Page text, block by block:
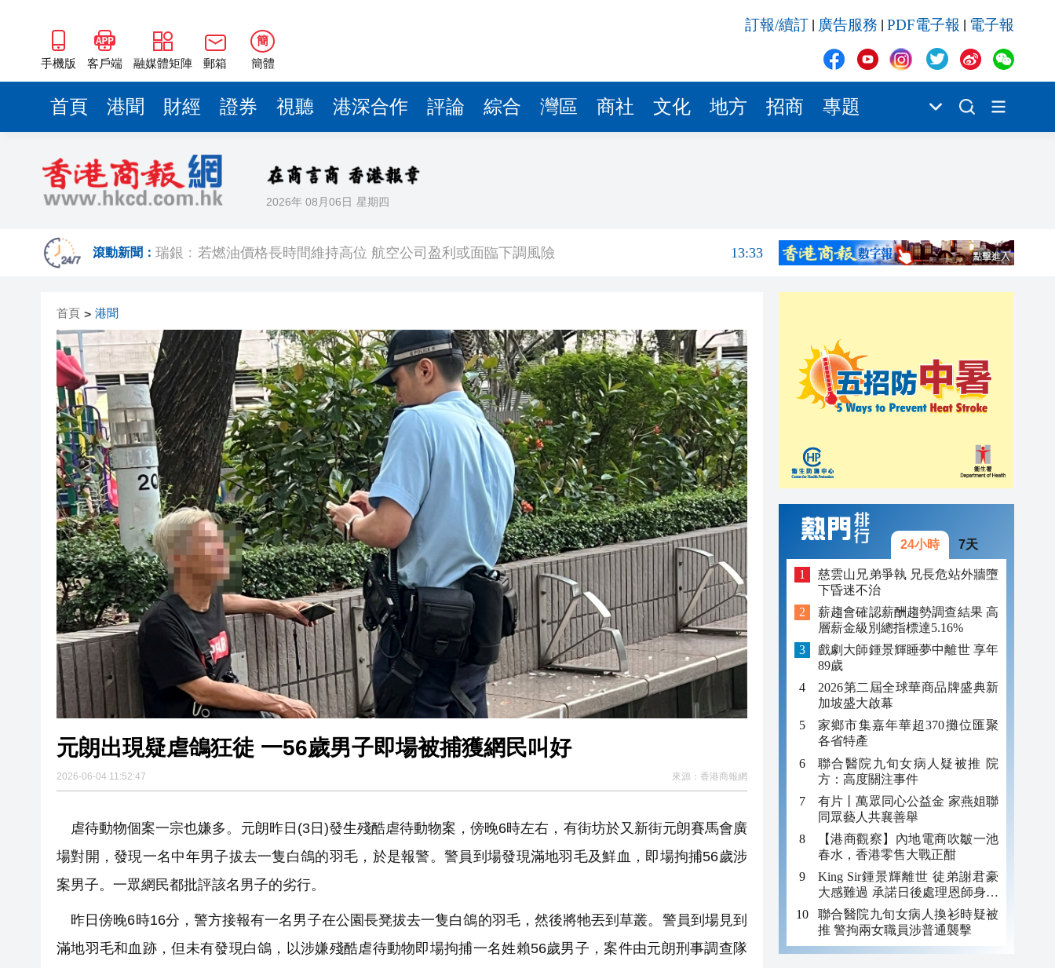
手機版 客戶端 融媒體矩陣 郵箱
簡
簡體
訂報/續訂 廣告服務 PDF電子報 電子報
首頁 港聞 財經 證券 視聽 港深合作 評論 綜合 灣區 商社 文化 地方 招商 專題
2026年 08月06日 星期四
滾動新聞：
陳茂波：信託業是重要基石 冀把握「金融＋」機遇
13:20
澳大利亞總理批美關稅措施毫無依據
新西蘭少數議員竄台 中方禁止其入境
13:03
港深地名故事丨從鹽田村到鹽田港
韓國金融監督院向渣打等5家銀行罰款6000億韓圜 涉不當銷售恒生國指掛鈎產品
瑞銀﹕若燃油價格長時間維持高位 航空公司盈利或面臨下調風險
13:33
新西蘭少數議員竄台 中方禁止其入境
13:03
中金：維持港股中性震盪 恒指中樞預計於27000-28000點
13:00
港深地名故事丨從鹽田村到鹽田港
12:52
韓國金融監督院向渣打等5家銀行罰款6000億韓圜 涉不當銷售恒生國指掛鈎產品
14:01
嶺大聯合研究「AI＋可皺摺材料」 將皺紋變有用結構 助研防偽標籤、人工器官及柔性電池
13:54
瑞銀﹕若燃油價格長時間維持高位 航空公司盈利或面臨下調風險
13:33
陳茂波：信託業是重要基石 冀把握「金融＋」機遇
13:20
澳大利亞總理批美關稅措施毫無依據
13:12
新西蘭少數議員竄台 中方禁止其入境
13:03
中金：維持港股中性震盪 恒指中樞預計於27000-28000點
13:00
港深地名故事丨從鹽田村到鹽田港
12:52
首頁 > 港聞
元朗出現疑虐鴿狂徒 一56歲男子即場被捕獲網民叫好
2026-06-04 11:52:47 來源： 香港商報網
虐待動物個案一宗也嫌多。元朗昨日(3日)發生殘酷虐待動物案，傍晚6時左右，有街坊於又新街元朗賽馬會廣
場對開，發現一名中年男子拔去一隻白鴿的羽毛，於是報警。警員到場發現滿地羽毛及鮮血，即場拘捕56歲涉
案男子。一眾網民都批評該名男子的劣行。
昨日傍晚6時16分，警方接報有一名男子在公園長凳拔去一隻白鴿的羽毛，然後將牠丟到草叢。警員到場見到
滿地羽毛和血跡，但未有發現白鴿，以涉嫌殘酷虐待動物即場拘捕一名姓賴56歲男子，案件由元朗刑事調查隊
24小時 7天
慈雲山兄弟爭執 兄長危站外牆墮
下昏迷不治
薪趨會確認薪酬趨勢調查結果 高
層薪金級別總指標達5.16%
戲劇大師鍾景輝睡夢中離世 享年
89歲
2026第二屆全球華商品牌盛典新
加坡盛大啟幕
家鄉市集嘉年華超370攤位匯聚
各省特產
聯合醫院九旬女病人疑被推 院
方：高度關注事件
有片丨萬眾同心公益金 家燕姐聯
同眾藝人共襄善舉
【港商觀察】內地電商吹皺一池
春水，香港零售大戰正酣
King Sir鍾景輝離世 徒弟謝君豪
大感難過 承諾日後處理恩師身後
事
聯合醫院九旬女病人換衫時疑被
推 警拘兩女職員涉普通襲擊